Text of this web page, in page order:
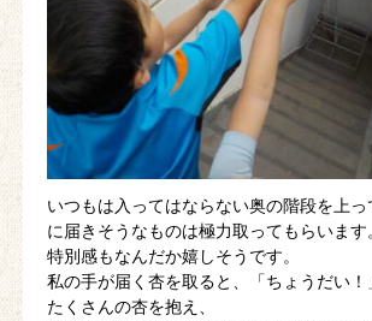
いつもは入ってはならない奥の階段を上
に届きそうなものは極力取ってもらいます
特別感もなんだか嬉しそうです。
私の手が届く杏を取ると、「ちょうだい！
たくさんの杏を抱え、